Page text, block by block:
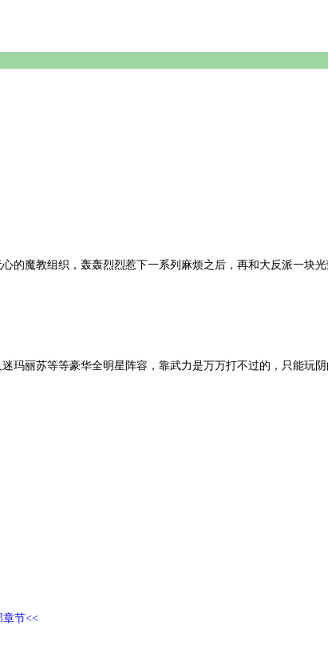
魔教组织，轰轰烈烈惹下一系列麻烦之后，再和大反派一块光
丽苏等等豪华全明星阵容，靠武力是万万打不过的，只能玩阴
章节<<